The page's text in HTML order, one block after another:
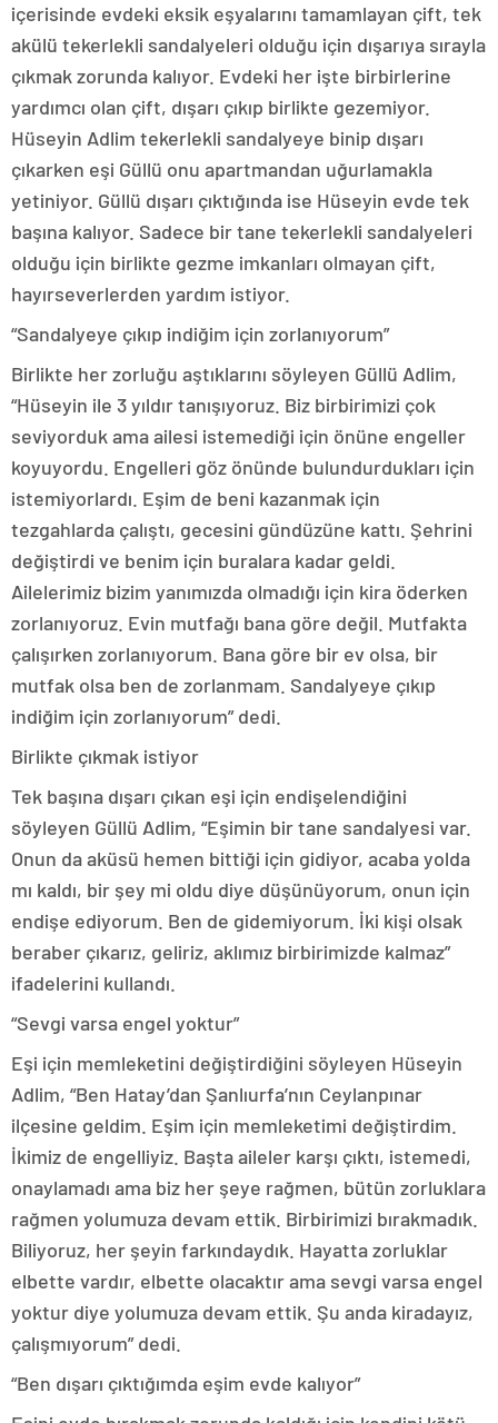
içerisinde evdeki eksik eşyalarını tamamlayan çift, tek
akülü tekerlekli sandalyeleri olduğu için dışarıya sırayla
çıkmak zorunda kalıyor. Evdeki her işte birbirlerine
yardımcı olan çift, dışarı çıkıp birlikte gezemiyor.
Hüseyin Adlim tekerlekli sandalyeye binip dışarı
çıkarken eşi Güllü onu apartmandan uğurlamakla
yetiniyor. Güllü dışarı çıktığında ise Hüseyin evde tek
başına kalıyor. Sadece bir tane tekerlekli sandalyeleri
olduğu için birlikte gezme imkanları olmayan çift,
hayırseverlerden yardım istiyor.
“Sandalyeye çıkıp indiğim için zorlanıyorum”
Birlikte her zorluğu aştıklarını söyleyen Güllü Adlim,
“Hüseyin ile 3 yıldır tanışıyoruz. Biz birbirimizi çok
seviyorduk ama ailesi istemediği için önüne engeller
koyuyordu. Engelleri göz önünde bulundurdukları için
istemiyorlardı. Eşim de beni kazanmak için
tezgahlarda çalıştı, gecesini gündüzüne kattı. Şehrini
değiştirdi ve benim için buralara kadar geldi.
Ailelerimiz bizim yanımızda olmadığı için kira öderken
zorlanıyoruz. Evin mutfağı bana göre değil. Mutfakta
çalışırken zorlanıyorum. Bana göre bir ev olsa, bir
mutfak olsa ben de zorlanmam. Sandalyeye çıkıp
indiğim için zorlanıyorum” dedi.
Birlikte çıkmak istiyor
Tek başına dışarı çıkan eşi için endişelendiğini
söyleyen Güllü Adlim, “Eşimin bir tane sandalyesi var.
Onun da aküsü hemen bittiği için gidiyor, acaba yolda
mı kaldı, bir şey mi oldu diye düşünüyorum, onun için
endişe ediyorum. Ben de gidemiyorum. İki kişi olsak
beraber çıkarız, geliriz, aklımız birbirimizde kalmaz”
ifadelerini kullandı.
“Sevgi varsa engel yoktur”
Eşi için memleketini değiştirdiğini söyleyen Hüseyin
Adlim, “Ben Hatay’dan Şanlıurfa’nın Ceylanpınar
ilçesine geldim. Eşim için memleketimi değiştirdim.
İkimiz de engelliyiz. Başta aileler karşı çıktı, istemedi,
onaylamadı ama biz her şeye rağmen, bütün zorluklara
rağmen yolumuza devam ettik. Birbirimizi bırakmadık.
Biliyoruz, her şeyin farkındaydık. Hayatta zorluklar
elbette vardır, elbette olacaktır ama sevgi varsa engel
yoktur diye yolumuza devam ettik. Şu anda kiradayız,
çalışmıyorum” dedi.
“Ben dışarı çıktığımda eşim evde kalıyor”